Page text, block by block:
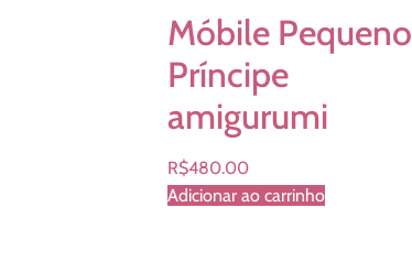
Móbile Pequeno
Príncipe
amigurumi
R$480.00
Adicionar ao carrinho